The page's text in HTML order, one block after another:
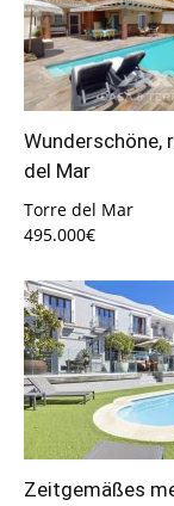
Wunderschöne,
del Mar
Torre del Mar
495.000€
Zeitgemäßes